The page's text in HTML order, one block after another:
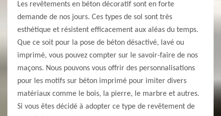
Les revêtements en béton décoratif sont en forte
demande de nos jours. Ces types de sol sont très
esthétique et résistent efficacement aux aléas du temps.
Que ce soit pour la pose de béton désactivé, lavé ou
imprimé, vous pouvez compter sur le savoir-faire de nos
maçons. Nous pouvons vous offrir des personnalisations
pour les motifs sur béton imprimé pour imiter divers
matériaux comme le bois, la pierre, le marbre et autres.
Si vous êtes décidé à adopter ce type de revêtement de